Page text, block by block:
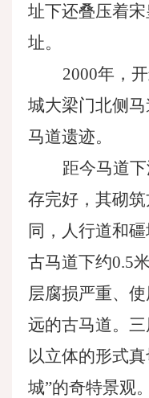
址下还叠压着
址。
2000年，
城大梁门北侧
马道遗迹。
距今马道
存完好，其砌
同，人行道和
古马道下约0.5
层腐损严重、
远的古马道。三
以立体的形式
城”的奇特景观。